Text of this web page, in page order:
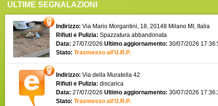
ULTIME SEGNALAZIONI
Indirizzo: Via Mario Morgantini, 18, 20148 Milano MI, Italia
Rifiuti e Pulizia: Spazzatura abbandonata
Data: 27/07/2026 Ultimo aggiornamento: 30/07/2026
Stato: Trasmesso all'U.R.P.
Indirizzo: Via della Muratella 42
Rifiuti e Pulizia: discarica
Data: 27/07/2026 Ultimo aggiornamento: 30/07/2026
Stato: Trasmesso all'U.R.P.